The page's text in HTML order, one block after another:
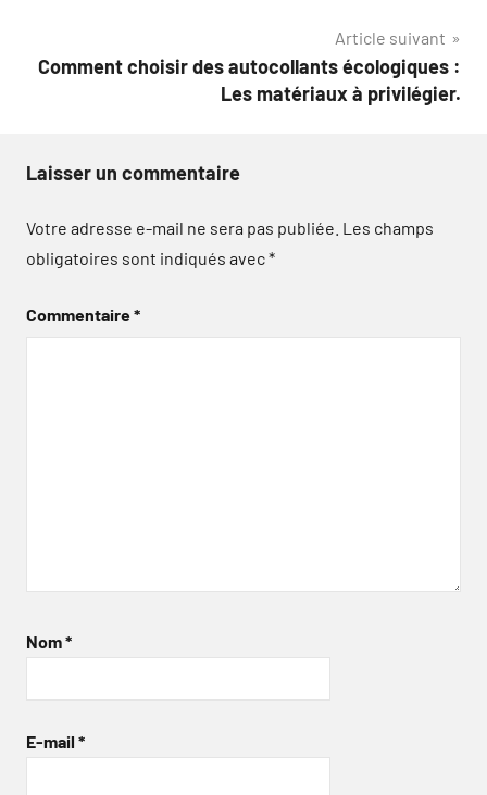
Article suivant
Comment choisir des autocollants écologiques :
Les matériaux à privilégier.
Laisser un commentaire
Votre adresse e-mail ne sera pas publiée. Les champs
obligatoires sont indiqués avec*
Commentaire*
Nom*
E-mail *